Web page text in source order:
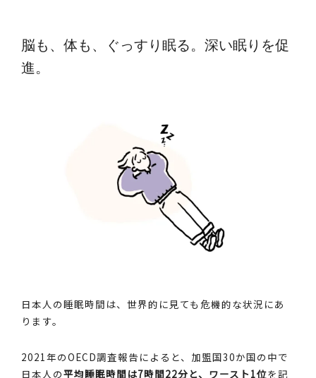
脳も、体も、ぐっすり眠る。深い眠りを促
進。
日本人の睡眠時間は、世界的に見ても危機的な状況にあ
ります。
2021年のOECD調査報告によると、加盟国30か国の中で
日本人の平均睡眠時間は7時間22分と、ワースト1位を記